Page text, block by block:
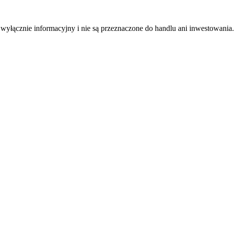
informacyjny i nie są przeznaczone do handlu ani inwestowania.